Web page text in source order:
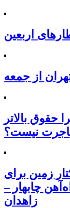
از جمعه
حقوق بالاتر
نیست؟
۱۳۰ هکتار زمین برای
چابهار –
زاهدان